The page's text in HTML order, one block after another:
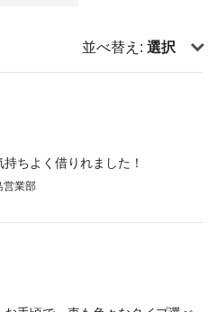
並べ替え: 選択
ちよく借りれました！
営業部